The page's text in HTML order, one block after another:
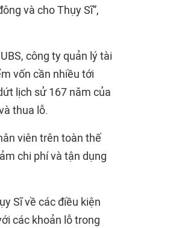
và cho Thụy Sĩ”,
công ty quản lý tài
vốn cần nhiều tới
lịch sử 167 năm của
thua lỗ.
viên trên toàn thế
chi phí và tận dụng
Sĩ về các điều kiện
các khoản lỗ trong